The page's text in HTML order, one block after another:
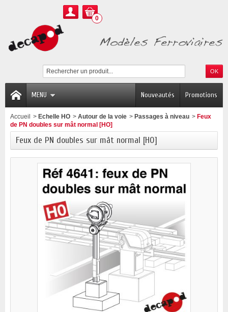
0
MENU Promotions
Nouveautés
Accueil > Echelle HO > Autour de la voie > Passages à niveau > Feux
de PN doubles sur mât normal [HO]
Feux de PN doubles sur mât normal [HO]